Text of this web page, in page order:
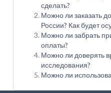
сделать?
Можно ли заказать
России? Как будет
Можно ли забрать
оплаты?
Можно ли доверять
исследования?
Можно ли